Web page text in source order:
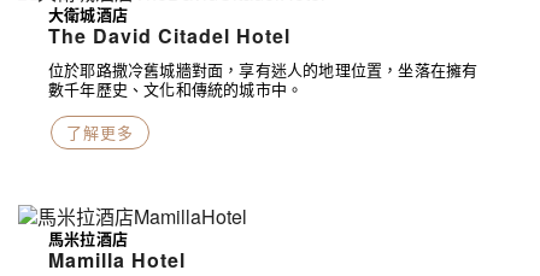
大衛城酒店
The David Citadel Hotel
位於耶路撒冷舊城牆對面，享有迷人的地理位置，坐落在擁有
數千年歷史、文化和傳統的城市中。
了解更多
馬米拉酒店
Mamilla Hotel